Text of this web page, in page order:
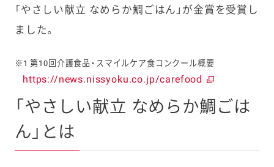
「やさしい献立 なめらか鯛ごはん」が金賞を受賞し
ました。
※1 第10回介護食品・スマイルケア食コンクール概要
https://news.nissyoku.co.jp/carefood
「やさしい献立 なめらか鯛ごは
ん」とは